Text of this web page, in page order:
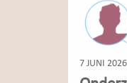
7 JUNI 2026